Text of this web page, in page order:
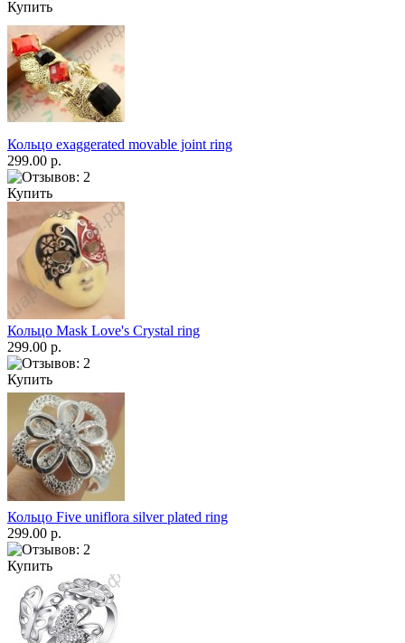
Купить
Кольцо exaggerated movable joint ring
299.00 р.
Купить
Кольцо Mask Love's Crystal ring
299.00 р.
Купить
Кольцо Five uniflora silver plated ring
299.00 р.
Купить